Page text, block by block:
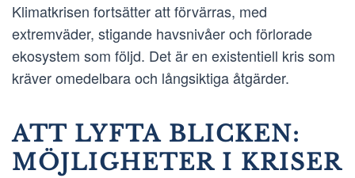
Klimatkrisen fortsätter att förvärras, med
extremväder, stigande havsnivåer och förlorade
ekosystem som följd. Det är en existentiell kris som
kräver omedelbara och långsiktiga åtgärder.
ATT LYFTA BLICKEN:
MÖJLIGHETER I KRISER